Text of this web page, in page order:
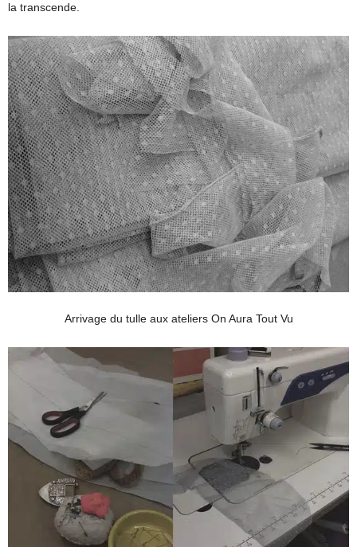
la transcende.
Arrivage du tulle aux ateliers On Aura Tout Vu